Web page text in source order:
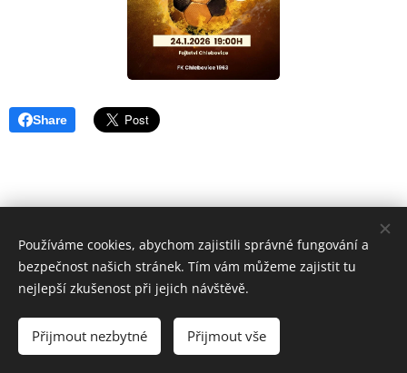
Share
admin@chlebovice.cz
Vytvořeno službou Webnode
Používáme cookies, abychom zajistili správné fungování a
bezpečnost našich stránek. Tím vám můžeme zajistit tu
nejlepší zkušenost při jejich návštěvě.
Přijmout nezbytné Přijmout vše